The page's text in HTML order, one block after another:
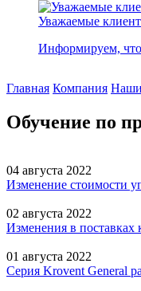
Уважаемые
Информируем,
Главная Компания Наши
Обучение по
04 августа 2022
Изменение стоимости
02 августа 2022
Изменения в
01 августа 2022
Серия Krovent General